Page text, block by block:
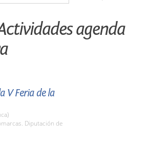
agenda
V Feria de la
Diputación de